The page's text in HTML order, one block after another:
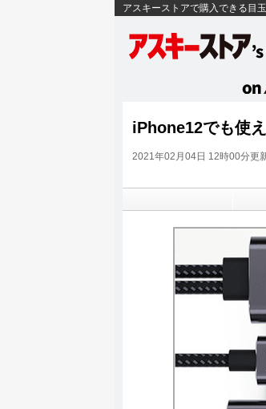
アスキーストアで購入できる目
iPhone12でも使
2021年02月04日 12時00分更